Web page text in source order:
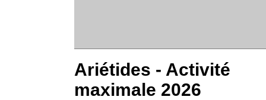
Ariétides - Activité
maximale 2026